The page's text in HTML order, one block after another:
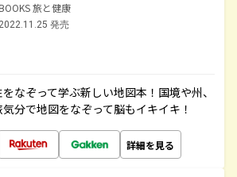
旅と健康
2022.11.25 発売
なぞって学ぶ新しい地図本！国境や州、
分で地図をなぞって脳もイキイキ！
詳細を見る